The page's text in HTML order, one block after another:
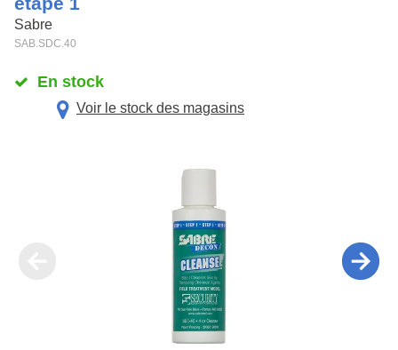
Sabre
SAB.SDC.40
En stock
Voir le stock des magasins